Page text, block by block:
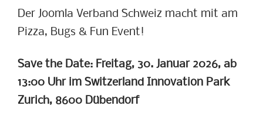
Der Joomla Verband Schweiz macht mit am
Pizza, Bugs & Fun Event!
Save the Date: Freitag, 30. Januar 2026, ab
13:00 Uhr im Switzerland Innovation Park
Zurich, 8600 Dübendorf